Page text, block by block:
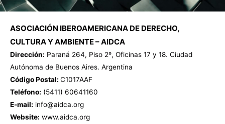
ASOCIACIÓN IBEROAMERICANA DE DERECHO,
CULTURA Y AMBIENTE – AIDCA
Dirección: Paraná 264, Piso 2º, Oficinas 17 y 18. Ciudad
Autónoma de Buenos Aires. Argentina
Código Postal: C1017AAF
Teléfono: (5411) 60641160
E-mail: info@aidca.org
Website: www.aidca.org